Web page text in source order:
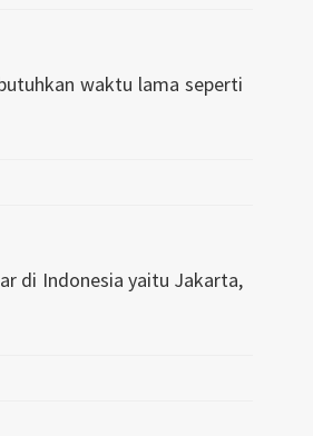
waktu lama seperti
di Indonesia yaitu Jakarta,